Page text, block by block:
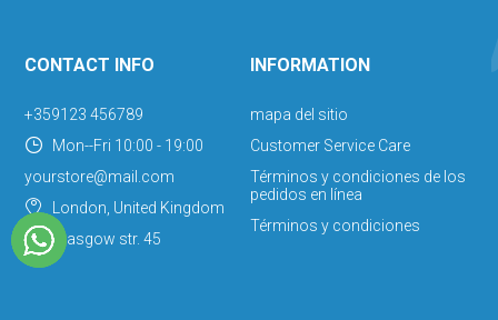
CONTACT INFO
+359123 456789
Mon--Fri 10:00 - 19:00
yourstore@mail.com
London, United Kingdom
Glasgow str. 45
INFORMATION
mapa del sitio
Customer Service Care
Términos y condiciones de los
pedidos en línea
Términos y condiciones